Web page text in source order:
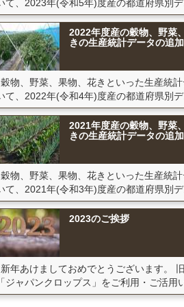
て、2023年(令和5年)度産の都道府県別
2022年度産の穀物、野菜
きの生産統計データの追加
穀物、野菜、果物、花きといった生産統
て、2022年(令和4年)度産の都道府県別
2021年度産の穀物、野菜
きの生産統計データの追加
穀物、野菜、果物、花きといった生産統
て、2021年(令和3年)度産の都道府県別デ
2023のご挨拶
新年あけましておめでとうございます。
ジャパンクロップス」をご利用・ご活用